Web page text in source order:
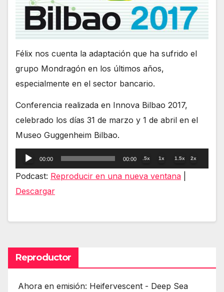
Félix nos cuenta la adaptación que ha sufrido el
grupo Mondragón en los últimos años,
especialmente en el sector bancario.
Conferencia realizada en Innova Bilbao 2017,
celebrado los días 31 de marzo y 1 de abril en el
Museo Guggenheim Bilbao.
Reproductor
de
audio
00:00 00:00 .5x 1x 1.5x 2x
Podcast: Reproducir en una nueva ventana
Descargar
Reproductor
Ahora en emisión: Heifervescent - Deep Sea